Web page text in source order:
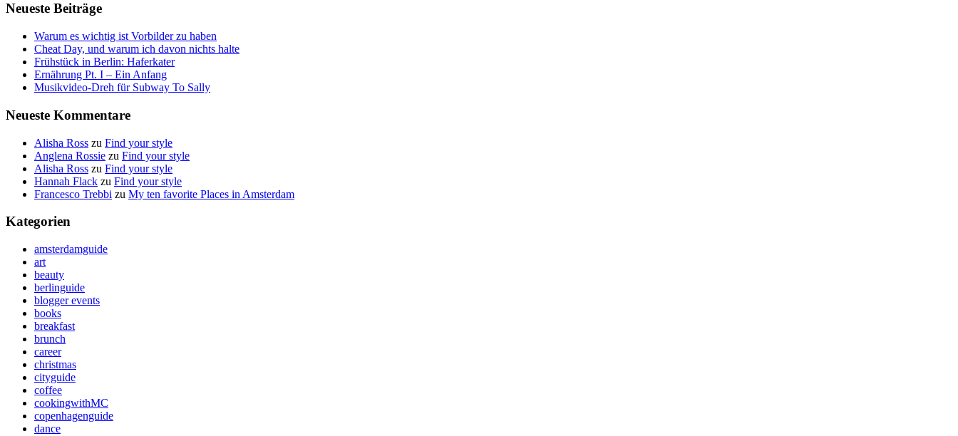
Neueste Beiträge
Warum es wichtig ist Vorbilder zu haben
Cheat Day, und warum ich davon nichts halte
Frühstück in Berlin: Haferkater
Ernährung Pt. I – Ein Anfang
Musikvideo-Dreh für Subway To Sally
Neueste Kommentare
Alisha Ross zu Find your style
Anglena Rossie zu Find your style
Alisha Ross zu Find your style
Hannah Flack zu Find your style
Francesco Trebbi zu My ten favorite Places in Amsterdam
Kategorien
amsterdamguide
art
beauty
berlinguide
blogger events
books
breakfast
brunch
career
christmas
cityguide
coffee
cookingwithMC
copenhagenguide
dance